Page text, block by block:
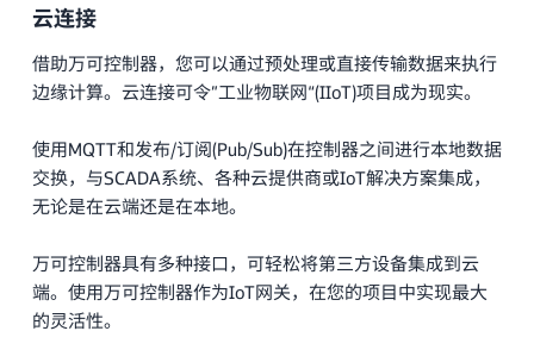
云连接
借助万可控制器，您可以通过预处理或直接传输数据来执行
边缘计算。云连接可令”工业物联网“(IIoT)项目成为现实。
使用MQTT和发布/订阅(Pub/Sub)在控制器之间进行本地数据
交换，与SCADA系统、各种云提供商或IoT解决方案集成，
无论是在云端还是在本地。
万可控制器具有多种接口，可轻松将第三方设备集成到云
端。使用万可控制器作为IoT网关，在您的项目中实现最大
的灵活性。